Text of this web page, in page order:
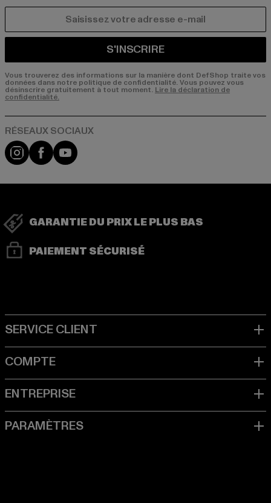
S'INSCRIRE
Vous trouverez des informations sur la manière dont DefShop traite vos
données dans notre politique de confidentialité. Vous pouvez vous
désinscrire gratuitement à tout moment. Lire la déclaration de
confidentialité.
Visit our Instagram page:
Visit our Facebook page:
Visit our YouTube channel:
GARANTIE DU PRIX LE PLUS BAS
PAIEMENT SÉCURISÉ